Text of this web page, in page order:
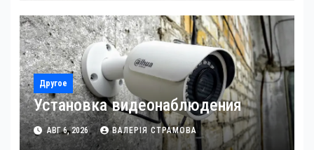
Другое
Установка видеонаблюдения
АВГ 6, 2026 ВАЛЕРІЯ СТРАМОВА